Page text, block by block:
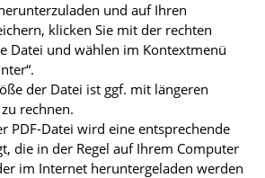
und auf Ihren
klicken Sie mit der rechten
Datei und wählen im Kontextmenü
der Datei ist ggf. mit längeren
rechnen.
PDF-Datei wird eine entsprechende
die in der Regel auf Ihrem Computer
im Internet heruntergeladen werden